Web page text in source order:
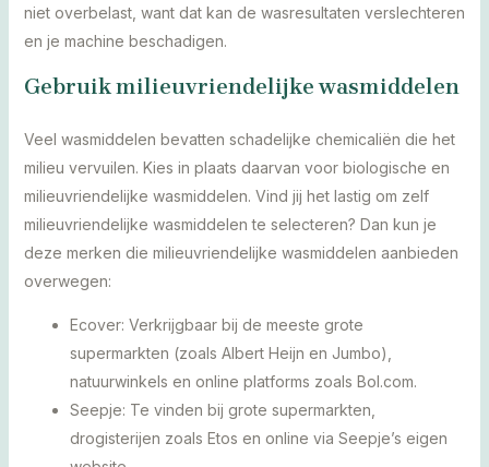
niet overbelast, want dat kan de wasresultaten verslechteren
en je machine beschadigen.
Gebruik milieuvriendelijke wasmiddelen
Veel wasmiddelen bevatten schadelijke chemicaliën die het
milieu vervuilen. Kies in plaats daarvan voor biologische en
milieuvriendelijke wasmiddelen. Vind jij het lastig om zelf
milieuvriendelijke wasmiddelen te selecteren? Dan kun je
deze merken die milieuvriendelijke wasmiddelen aanbieden
overwegen:
Ecover: Verkrijgbaar bij de meeste grote
supermarkten (zoals Albert Heijn en Jumbo),
natuurwinkels en online platforms zoals Bol.com.
Seepje: Te vinden bij grote supermarkten,
drogisterijen zoals Etos en online via Seepje’s eigen